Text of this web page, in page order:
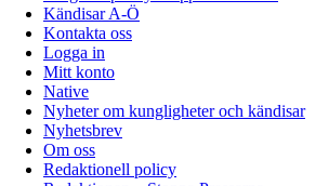
Kändisar A-Ö
Kontakta oss
Logga in
Mitt konto
Native
Nyheter om kungligheter och kändisar
Nyhetsbrev
Om oss
Redaktionell policy